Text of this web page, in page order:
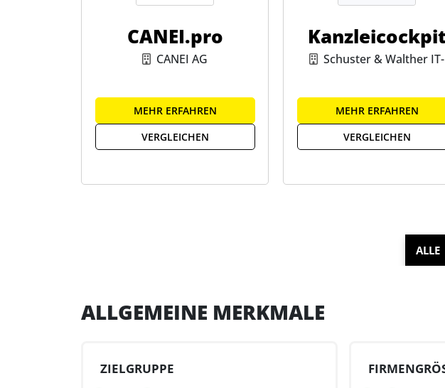
CANEI.pro
CANEI AG
MEHR ERFAHREN
VERGLEICHEN
Schuster & Walther IT-
MEHR ERFAHREN
VERGLEICHEN
ALLE
ALLGEMEINE MERKMALE
ZIELGRUPPE